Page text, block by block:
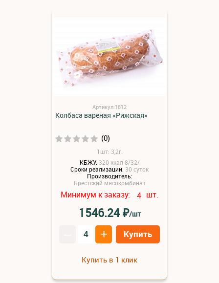
Артикул:1812
Колбаса вареная «Рижская»
(0)
1шт: 3,2г.
КБЖУ: 320 ккал 8/32/
Сроки реализации: 30 суток
Производитель:
Брестский мясокомбинат
Минимум к заказу: 4 шт.
1546.24₽/шт
+ Купить
Купить в 1 клик